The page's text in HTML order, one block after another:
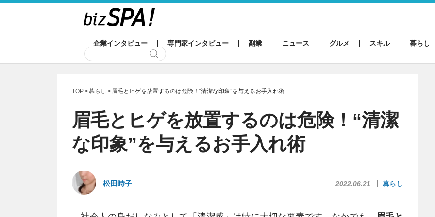
企業インタビュー 専門家インタビュー 副業 ニュース グルメ スキル 暮らし
TOP 暮らし 眉毛とヒゲを放置するのは危険！“清潔な印象”を与えるお手入れ術
眉毛とヒゲを放置するのは危険！“清潔
な印象”を与えるお手入れ術
松田時子 2022.06.21 暮らし